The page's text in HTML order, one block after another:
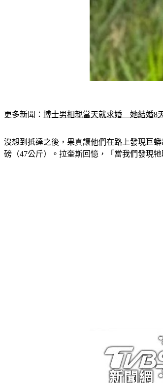
更多新聞： 博士男相親當天就求婚　她結婚8
沒想到抵達之後，果真讓他們在路上發現巨
磅（47公斤）。拉奎斯回憶，「當我們發現